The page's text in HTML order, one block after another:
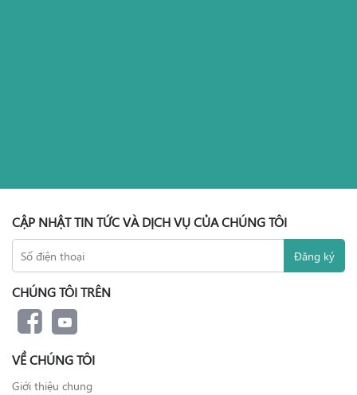
CẬP NHẬT TIN TỨC VÀ DỊCH VỤ CỦA CHÚNG TÔI
CHÚNG TÔI TRÊN
VỀ CHÚNG TÔI
Giới thiệu chung